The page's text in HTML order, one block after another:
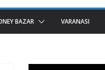
BAZAR VARANASI